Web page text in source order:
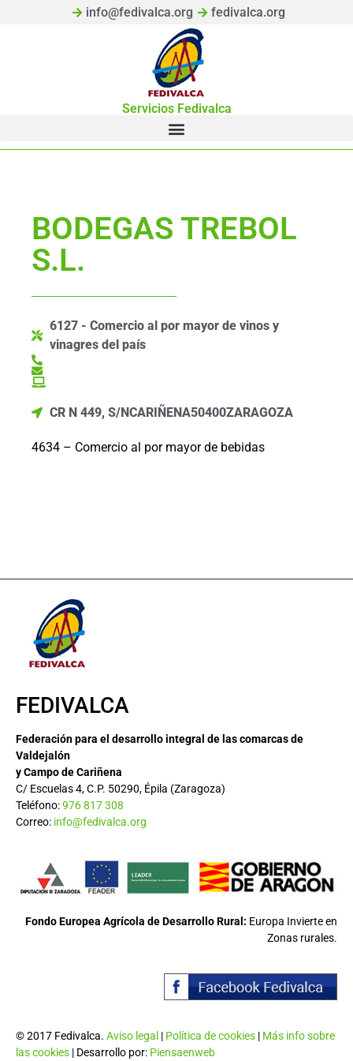
info@fedivalca.org fedivalca.org
Servicios Fedivalca
BODEGAS TREBOL
S.L.
6127 - Comercio al por mayor de vinos y
vinagres del país
CR N 449, S/NCARIÑENA50400ZARAGOZA
4634 – Comercio al por mayor de bebidas
FEDIVALCA
Federación para el desarrollo integral de las comarcas de
Valdejalón
y Campo de Cariñena
C/ Escuelas 4, C.P. 50290, Épila (Zaragoza)
Teléfono:976 817 308
Correo: info@fedivalca.org
Fondo Europea Agrícola de Desarrollo Rural: Europa Invierte en
Zonas rurales.
© 2017 Fedivalca. Aviso legal | Política de cookies | Más info sobre
las cookies | Desarrollo por: Piensaenweb